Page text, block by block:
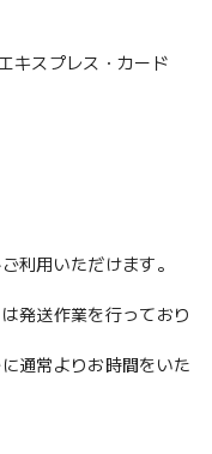
スプレス・カード
利用いただけます。
発送作業を行っており
通常よりお時間をいた